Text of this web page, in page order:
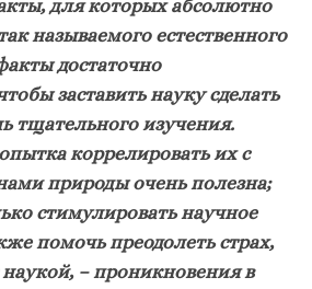
для которых абсолютно
называемого естественного
достаточно
заставить науку сделать
тщательного изучения.
коррелировать их с
природы очень полезна;
стимулировать научное
помочь преодолеть страх,
– проникновения в